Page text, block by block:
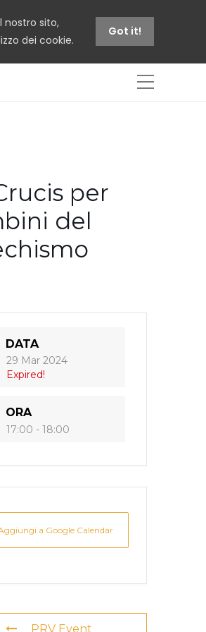
nostro sito,
dei cookie.
Got it!
per
del
DATA
29 Mar 2024
Expired!
ORA
17:00 - 18:00
a Google Calendar
PRV Event